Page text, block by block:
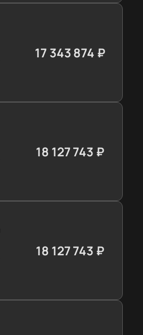
17 343 874 ₽
≈ 172 530€
18 127 743 ₽
≈ 180 327€
18 127 743 ₽
≈ 180 327€